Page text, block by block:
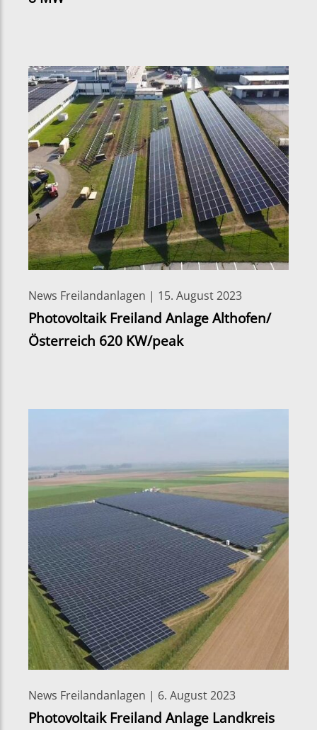
News Freilandanlagen | 15. August 2023
Photovoltaik Freiland Anlage Althofen/
Österreich 620 KW/peak
News Freilandanlagen | 6. August 2023
Photovoltaik Freiland Anlage Landkreis